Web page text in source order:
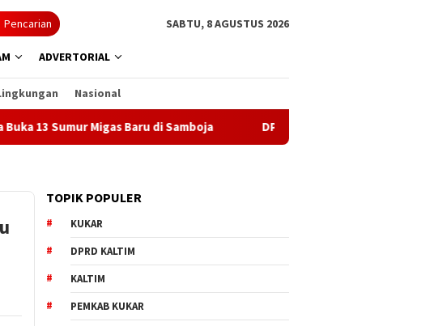
Pencarian SABTU, 8 AGUSTUS 2026
ADVERTORIAL
Nasional
Migas Baru di Samboja DPRD Samarinda Sebut Kematian Siswa
TOPIK POPULER
KUKAR
DPRD KALTIM
KALTIM
PEMKAB KUKAR